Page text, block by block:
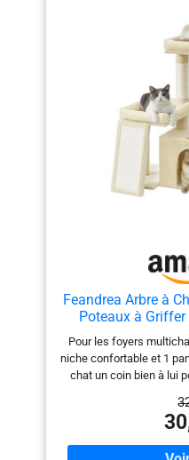
chasse des chats. Les
il y a 2 pompons de
d’escalade] La
latérale facilitent
mobilité réduite
environnement
résidus de litière… pas
poils ou un
Feandrea Arbre à
Poteaux à Griffer
Plateformes, Niche,
Beige
Pour les foyers
niche confortable et 1
chat un coin bien à lui
Dotée de 2 poteaux à
cette tour pour chat
dédiées pour faire